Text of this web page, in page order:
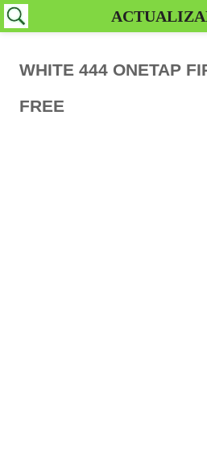
WHITE 444 ONETAP
FREE